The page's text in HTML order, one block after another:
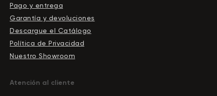
Pago y entrega
Garantía y devoluciones
Descargue el Сatálogo
Política de Privacidad
Nuestro Showroom
Atención al cliente